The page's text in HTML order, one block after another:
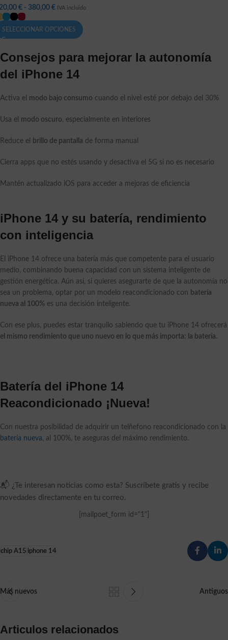
€ - 380,00 € IVA incluido
SELECCIONAR OPCIONES
Consejos para mejorar la autonomía
del iPhone 14
Activa el modo bajo consumo cuando el nivel esté por debajo del 30%
Usa el modo oscuro, especialmente en interiores
Reduce el brillo de pantalla de forma manual
Cierra apps que no estés usando y desactiva el 5G si no es necesario
Mantén actualizado iOS para acceder a mejoras de eficiencia
iPhone 14 y su batería, rendimiento
con inteligencia
El iPhone 14 ofrece una batería más que competente para el usuario
medio, combinando buena capacidad con un sistema inteligente de
gestión energética. Aún así, si quieres asegurarte de que la autonomía no
sea un problema, optar por un modelo reacondicionado con batería
nueva al 100% es una decisión inteligente.
Con ese plus, puedes estar tranquilo sabiendo que tu iPhone 14 ofrecerá
el mismo rendimiento que uno nuevo en lo que más importa: la batería.
Batería del iPhone 14
Reacondicionado ¡Nueva!
Con nuestra posibilidad de adquirir un telñefono reacondicionado con la
batería nueva, al 100%, te aseguras del máximo rendimiento.
📬 ¿Te interesan noticias como esta? Suscríbete gratis y recibe
novedades directamente en tu correo.
[mailpoet_form id="1"]
chip A15 iphone 14
Más nuevos Antiguos
Articulos relacionados